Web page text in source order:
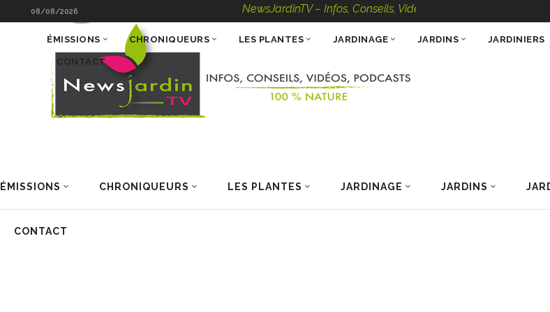
08/08/2026 NewsJardinTV – Infos, Conseils, Vidéos, Podcasts – 100 % Nature
ÉMISSIONS CHRONIQUEURS LES PLANTES JARDINAGE JARDINS
CONTACT
ÉMISSIONS CHRONIQUEURS LES PLANTES JARDINAGE JARDINS JARDINIERS
CONTACT